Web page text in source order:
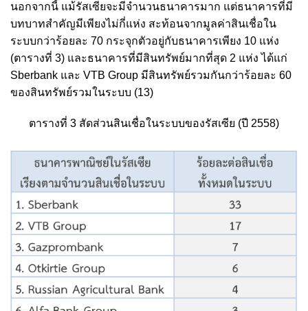
นอกจากนี้ แม้รัสเซียจะมีจำนวนธนาคารมาก แต่ธนาคารที่มี
บทบาทสำคัญมีเพียงไม่กี่แห่ง สะท้อนจากมูลค่าสินเชื่อใน
ระบบกว่าร้อยละ 70 กระจุกตัวอยู่กับธนาคารเพียง 10 แห่ง
(ตารางที่ 3) และธนาคารที่มีสินทรัพย์มากที่สุด 2 แห่ง ได้แก่
Sberbank และ VTB Group มีสินทรัพย์รวมกันกว่าร้อยละ 60
ของสินทรัพย์รวมในระบบ (13)
ตารางที่ 3 สัดส่วนสินเชื่อในระบบของรัสเซีย (ปี 2558)